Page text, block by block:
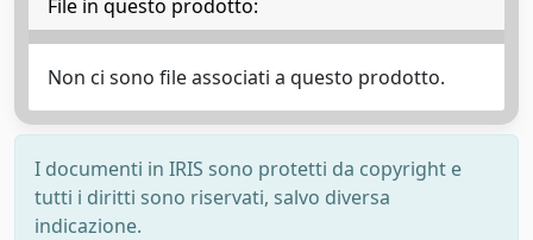
File in questo prodotto:
Non ci sono file associati a questo prodotto.
I documenti in IRIS sono protetti da copyright e
tutti i diritti sono riservati, salvo diversa
indicazione.